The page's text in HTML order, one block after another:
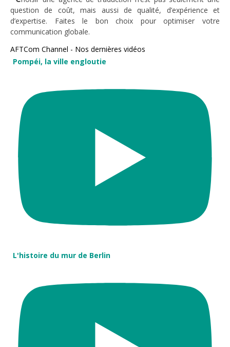
question de coût, mais aussi de qualité, d’expérience et
d’expertise. Faites le bon choix pour optimiser votre
communication globale.
AFTCom Channel - Nos dernières vidéos
Pompéi, la ville engloutie
L'histoire du mur de Berlin